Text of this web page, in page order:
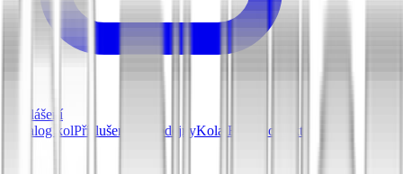
Přihlášení
Katalog kolPříslušenství ProdejnyKola Bulls Kontakt